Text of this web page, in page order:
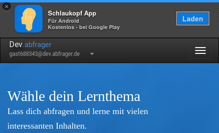
×
Schlaukopf App
Für Android
Kostenlos - bei Google Play
Laden
Dev.abfrager
gast688343@dev.abfrager.de
Wähle dein Lernthema
Lass dich abfragen und lerne mit vielen
interessanten Inhalten.